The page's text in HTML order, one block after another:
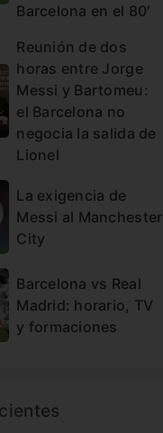
Barcelona en el 80′
Reunión de dos
horas entre Jorge
Messi y Bartomeu:
el Barcelona no
negocia la salida de
Lionel
La exigencia de
Messi al Manchester
City
Barcelona vs Real
Madrid: horario, TV
y formaciones